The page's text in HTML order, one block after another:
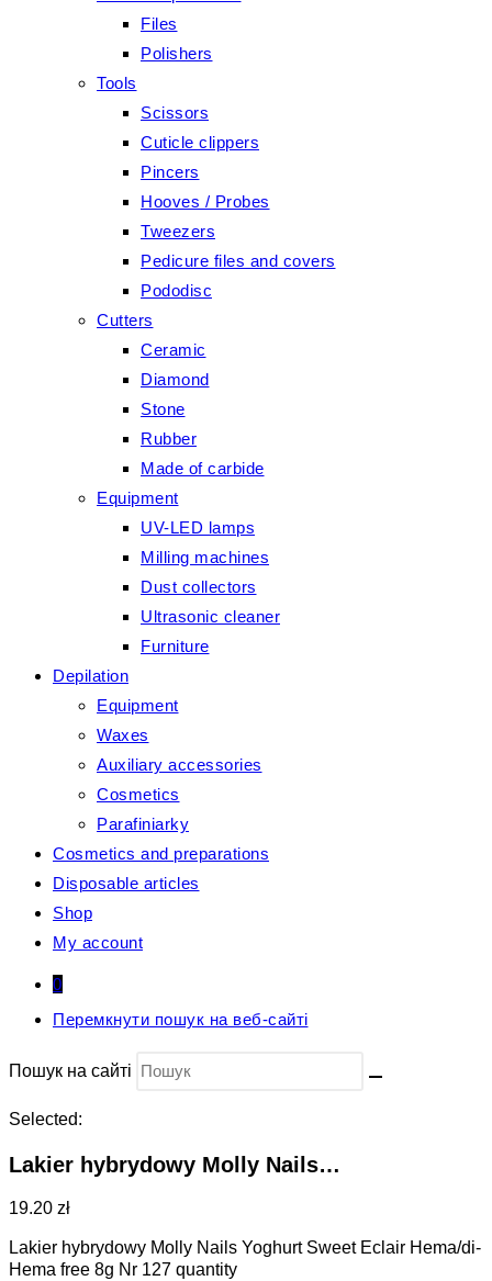
Files
Polishers
Tools
Scissors
Cuticle clippers
Pincers
Hooves / Probes
Tweezers
Pedicure files and covers
Pododisc
Cutters
Ceramic
Diamond
Stone
Rubber
Made of carbide
Equipment
UV-LED lamps
Milling machines
Dust collectors
Ultrasonic cleaner
Furniture
Depilation
Equipment
Waxes
Auxiliary accessories
Cosmetics
Parafiniarky
Cosmetics and preparations
Disposable articles
Shop
My account
0
Перемкнути пошук на веб-сайті
Пошук на сайті
Selected:
Lakier hybrydowy Molly Nails…
19.20 zł
Lakier hybrydowy Molly Nails Yoghurt Sweet Eclair Hema/di-
Hema free 8g Nr 127 quantity